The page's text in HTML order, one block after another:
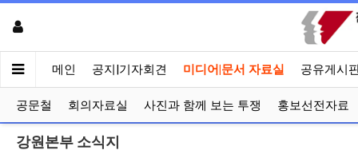
메인 공지|기자회견 미디어|문서 자료실 공유게시
공문철 회의자료실 사진과 함께 보는 투쟁 홍보선전자료
강원본부 소식지